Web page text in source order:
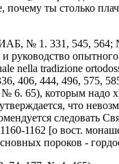
ты столько
№ 1. 331, 545, 564;
и руководство
nella tradizione
406, 444, 496, 575,
6. 65), которым
что
1162 [о вост.
пороков -